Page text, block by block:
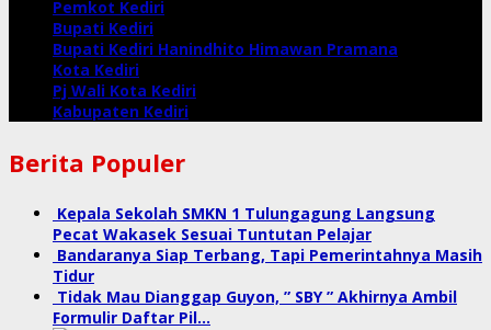
Pemkot Kediri
Bupati Kediri
Bupati Kediri Hanindhito Himawan Pramana
Kota Kediri
Pj Wali Kota Kediri
Kabupaten Kediri
Berita Populer
Kepala Sekolah SMKN 1 Tulungagung Langsung
Pecat Wakasek Sesuai Tuntutan Pelajar
Bandaranya Siap Terbang, Tapi Pemerintahnya Masih
Tidur
Tidak Mau Dianggap Guyon, ” SBY ” Akhirnya Ambil
Formulir Daftar Pil…